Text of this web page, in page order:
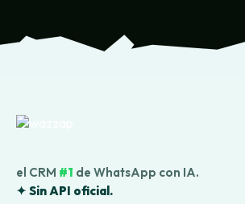
el CRM #1 de WhatsApp con IA.
✦ Sin API oficial.